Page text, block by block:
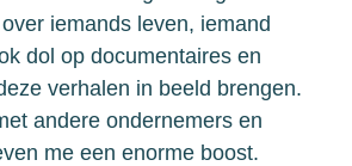
iemands leven, iemand
dol op documentaires en
verhalen in beeld brengen.
andere ondernemers en
me een enorme boost.